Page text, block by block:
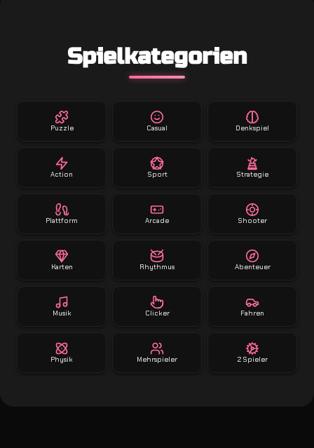
Spielkategorien
Puzzle Casual Denkspiel
Action Sport Strategie
Plattform Arcade Shooter
Karten Rhythmus Abenteuer
Musik Clicker Fahren
Physik Mehrspieler 2 Spieler